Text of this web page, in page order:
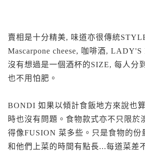
賣相是十分精美, 味道亦很傳統
Mascarpone cheese, 咖啡酒,
沒有想過是一個酒杯的SIZE, 每人分
也不用怕肥。
BONDI 如果以傾計食飯地方來說也
時也沒有問題。食物款式亦不只限於
得像FUSION 菜多些。只是食物的份
和他們上菜的時間有點長...每道菜差